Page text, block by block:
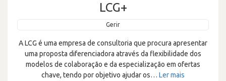
LCG+
Gerir
A LCG é uma empresa de consultoria que procura apresentar
uma proposta diferenciadora através da flexibilidade dos
modelos de colaboração e da especialização em ofertas
chave, tendo por objetivo ajudar os… Ler mais